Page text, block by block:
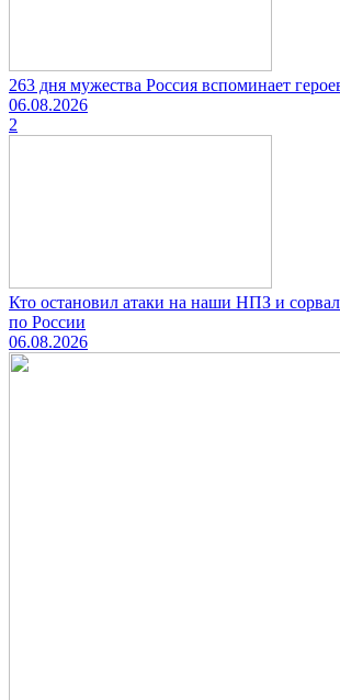
263 дня мужества Россия вспоминает
06.08.2026
2
Кто остановил атаки на наши НПЗ и
по России
06.08.2026